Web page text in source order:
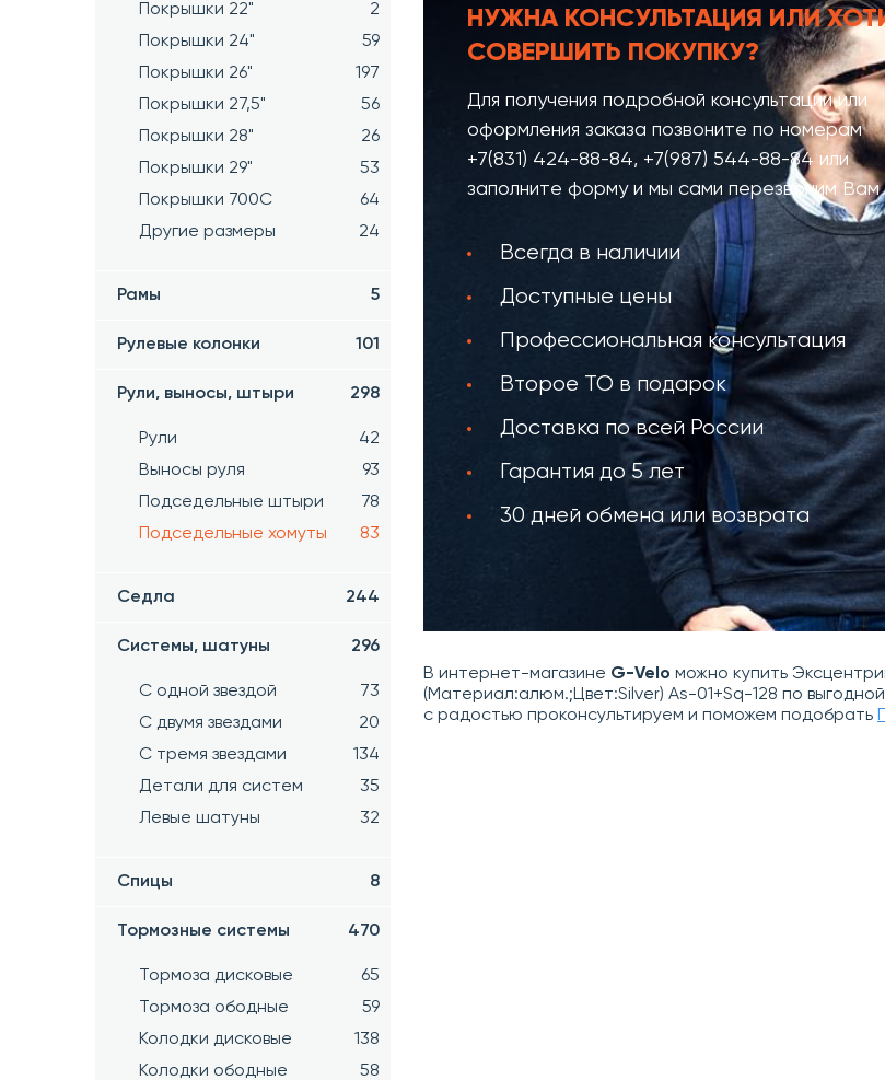
Покрышки 22"
2
Покрышки 24"
59
Покрышки 26"
197
Покрышки 27,5"
56
Покрышки 28"
26
Покрышки 29"
53
Покрышки 700C
64
Другие размеры
24
Рамы 5
Рулевые колонки 101
Рули, выносы, штыри 298
Рули
42
Выносы руля
93
Подседельные штыри
78
Подседельные хомуты
83
Седла 244
Системы, шатуны 296
С одной звездой
73
С двумя звездами
20
С тремя звездами
134
Детали для систем
35
Левые шатуны
32
Спицы 8
Тормозные системы 470
Тормоза дисковые
65
Тормоза ободные
59
Колодки дисковые
138
Колодки ободные
58
НУЖНА КОНСУЛЬТАЦИЯ
ИЛИ
СОВЕРШИТЬ ПОКУПКУ?
Для получения подробной консультации или
оформления заказа позвоните по номерам
+7(831) 424-88-84, +7(987) 544-88-84 или
заполните форму и мы сами перезвоним Вам
Всегда в наличии
Доступные цены
Профессиональная консультация
Второе ТО в подарок
Доставка по всей России
Гарантия до 5 лет
30 дней обмена или возврата
В интернет-магазине G-Velo можно купить
(Материал:алюм.;Цвет:Silver) As-01+Sq-128 по
с радостью проконсультируем и поможем подобрать